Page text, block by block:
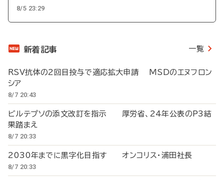
8/5 23:29
新着記事 一覧
RSV抗体の2回目投与で適応拡大申請 MSDのエヌフロン
シア
8/7 20:43
ビルテプソの添文改訂を指示 厚労省、24年公表のP3結
果踏まえ
8/7 20:33
2030年までに黒字化目指す オンコリス・浦田社長
8/7 20:33